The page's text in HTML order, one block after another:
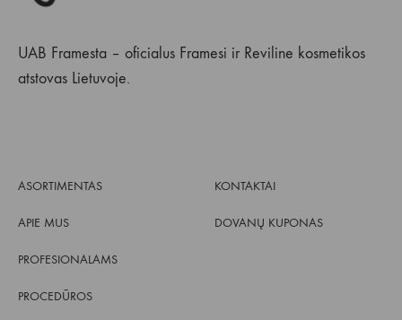
UAB Framesta – oficialus Framesi ir Reviline kosmetikos
atstovas Lietuvoje.
ASORTIMENTAS
APIE MUS
PROFESIONALAMS
PROCEDŪROS
KONTAKTAI
DOVANŲ KUPONAS